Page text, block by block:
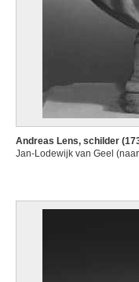
Andreas Lens, schilder
Jan-Lodewijk van Geel